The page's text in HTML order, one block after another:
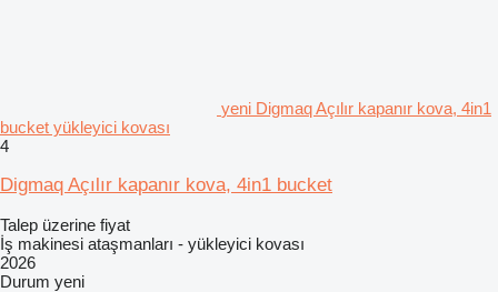
yeni Digmaq Açılır kapanır kova, 4in1
bucket yükleyici kovası
4
Digmaq Açılır kapanır kova, 4in1 bucket
Talep üzerine fiyat
İş makinesi ataşmanları - yükleyici kovası
2026
Durum yeni